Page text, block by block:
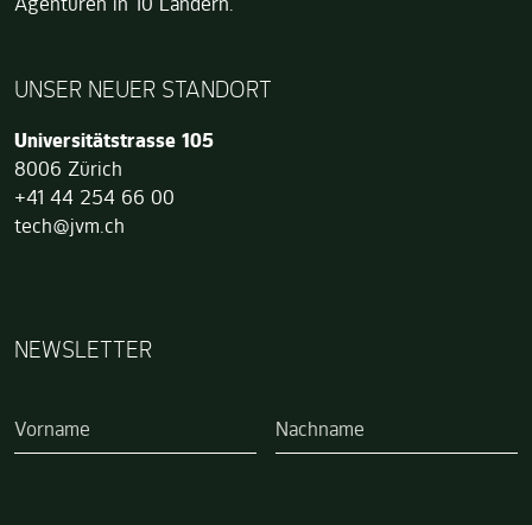
UNSER NEUER STANDORT
Jung von Matt TECH
Universitätstrasse 105
8006 Zürich
+41 44 254 66 00
tech@jvm.ch
NEWSLETTER
Vorname
Nachname